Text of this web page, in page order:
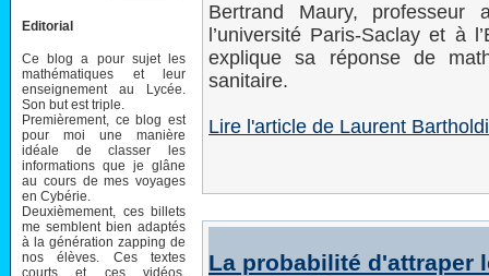
Editorial
Ce blog a pour sujet les
mathématiques et leur
enseignement au Lycée.
Son but est triple.
Premièrement, ce blog est
pour moi une manière
idéale de classer les
informations que je glâne
au cours de mes voyages
en Cybérie.
Deuxièmement, ces billets
me semblent bien adaptés
à la génération zapping de
nos élèves. Ces textes
courts et ces vidéos,
Bertrand Maury, professeur
l’université Paris-Saclay et à
explique sa réponse de
sanitaire.
Lire l'article de Laurent
La probabilité d'attraper